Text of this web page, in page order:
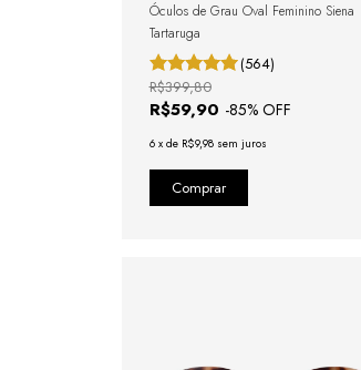
Óculos de Grau Oval Feminino Siena
Tartaruga
(564)
R$59,90 -85% OFF
R$399,80
6 x de R$9,98 sem juros